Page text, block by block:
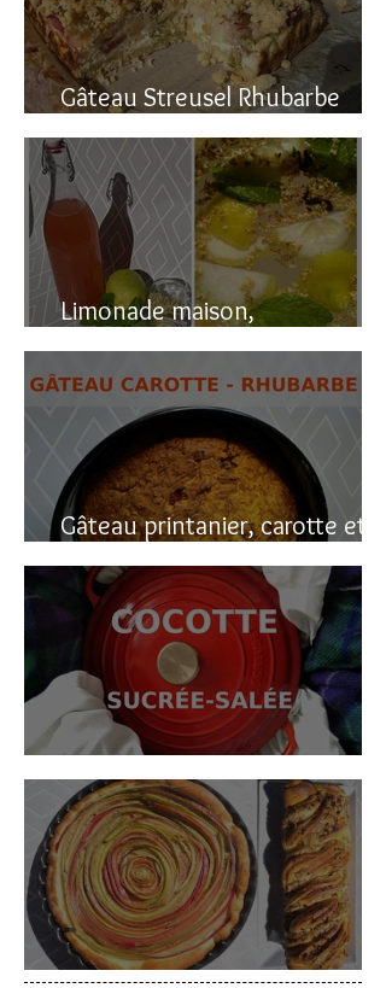
Gâteau Streusel Rhubarbe
Pomme, facile et hyper bon!
Limonade maison,
naturellement pétillante!!!
Gâteau printanier, carotte et
rhubarbe
Cocotte sucrée-salée